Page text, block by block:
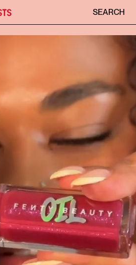
SEARCH